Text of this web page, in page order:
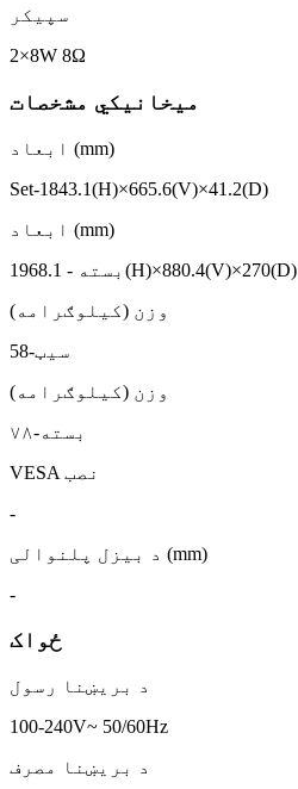
سپیکر
2×8W 8Ω
میخانیکي مشخصات
ابعاد (mm)
Set-1843.1(H)×665.6(V)×41.2(D)
ابعاد (mm)
بسته - 1968.1(H)×880.4(V)×270(D)
وزن (کیلوګرامه)
سیټ-58
وزن (کیلوګرامه)
بسته-۷۸
VESA نصب
-
د بیزل پلنوالی (mm)
-
ځواک
د بریښنا رسول
100-240V~ 50/60Hz
د بریښنا مصرف